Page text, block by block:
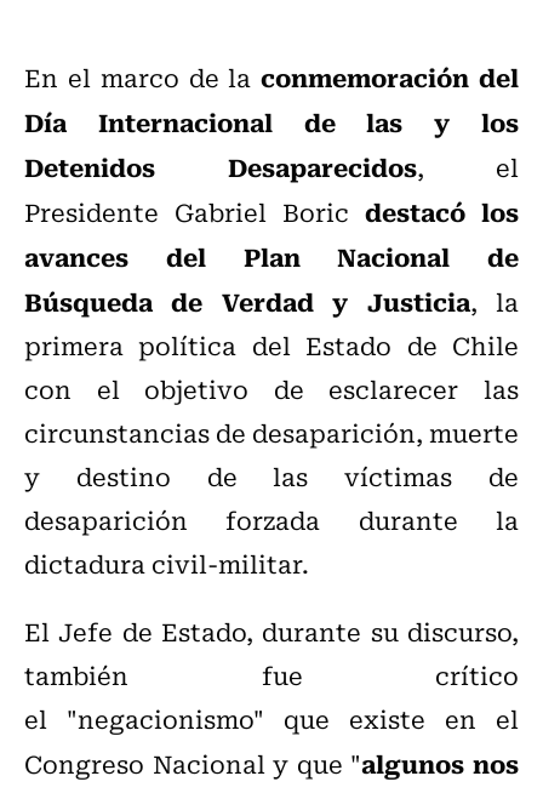
En el marco de laconmemoración del
Día Internacional de las y los
Detenidos Desaparecidos, el
Presidente Gabriel Boric destacó los
avances del Plan Nacional de
Búsqueda de Verdad y Justicia, la
primera política del Estado de Chile
con el objetivo de esclarecer las
circunstancias de desaparición, muerte
y destino de las víctimas de
desaparición forzada durante la
dictadura civil-militar.
El Jefe de Estado, durante su discurso,
también fue crítico
el "negacionismo" que existe en el
Congreso Nacional y que "algunos nos